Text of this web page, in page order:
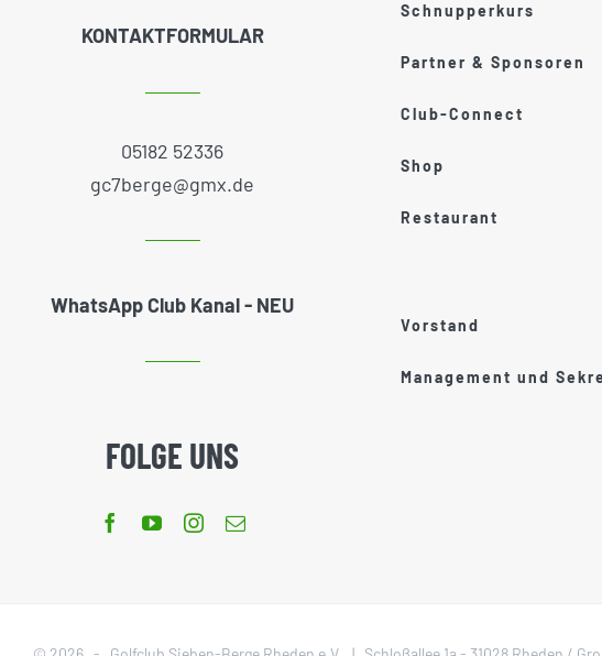
KONTAKTFORMULAR
05182 52336
gc7berge@gmx.de
WhatsApp Club Kanal - NEU
FOLGE UNS
Schnupperkurs
Partner & Sponsoren
Club-Connect
Shop
Restaurant
Vorstand
Management und